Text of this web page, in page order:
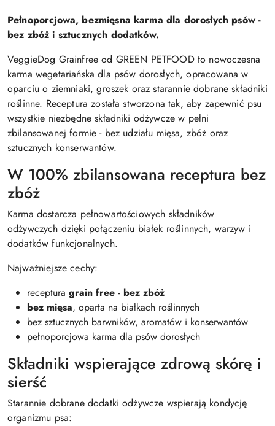
Pełnoporcjowa, bezmięsna karma dla dorosłych psów -
bez zbóż i sztucznych dodatków.
VeggieDog Grainfree od GREEN PETFOOD to nowoczesna
karma wegetariańska dla psów dorosłych, opracowana w
oparciu o ziemniaki, groszek oraz starannie dobrane składniki
roślinne. Receptura została stworzona tak, aby zapewnić psu
wszystkie niezbędne składniki odżywcze w pełni
zbilansowanej formie - bez udziału mięsa, zbóż oraz
sztucznych konserwantów.
W 100% zbilansowana receptura bez
zbóż
Karma dostarcza pełnowartościowych składników
odżywczych dzięki połączeniu białek roślinnych, warzyw i
dodatków funkcjonalnych.
Najważniejsze cechy:
receptura grain free - bez zbóż
bez mięsa, oparta na białkach roślinnych
bez sztucznych barwników, aromatów i konserwantów
pełnoporcjowa karma dla psów dorosłych
Składniki wspierające zdrową skórę i
sierść
Starannie dobrane dodatki odżywcze wspierają kondycję
organizmu psa: